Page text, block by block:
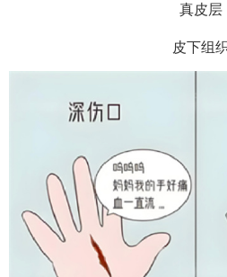
真皮层
皮下组